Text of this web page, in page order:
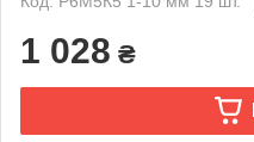
1 028 ₴